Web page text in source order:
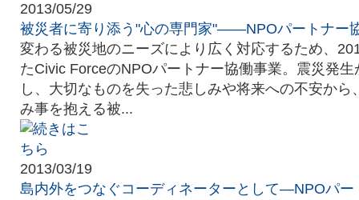
2013/05/29
被災者に寄り添う"心の専門家"――NPOパートナー
変わる被災地のニーズにより広く対応するため、
たCivic ForceのNPOパートナー協働事業。震災発
し、大切なものを失った悲しみや将来への不安から
み事を抱える被...
2013/03/19
島内外をつなぐコーディネーターとして―NPOパー